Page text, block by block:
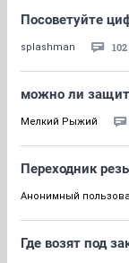
Посоветуйте
splashman 102
можно ли
Мелкий Рыжий
Переходник
Анонимный
Где возят под